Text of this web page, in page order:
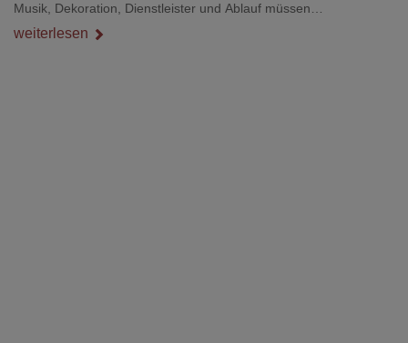
Musik, Dekoration, Dienstleister und Ablauf müssen
zusammenpassen, damit der Tag gut organisiert ist und trotzdem
weiterlesen